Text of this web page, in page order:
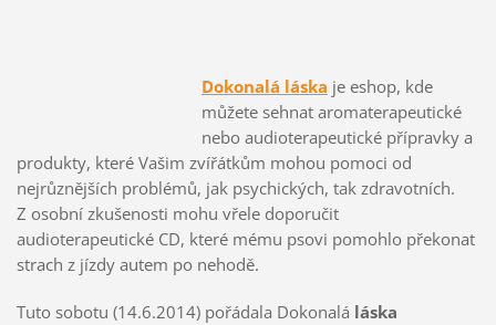
Dokonalá láska je eshop, kde
můžete sehnat aromaterapeutické
nebo audioterapeutické přípravky a
produkty, které Vašim zvířátkům mohou pomoci od
nejrůznějších problémů, jak psychických, tak zdravotních.
Z osobní zkušenosti mohu vřele doporučit
audioterapeutické CD, které mému psovi pomohlo překonat
strach z jízdy autem po nehodě.
Tuto sobotu (14.6.2014) pořádala Dokonalá láska